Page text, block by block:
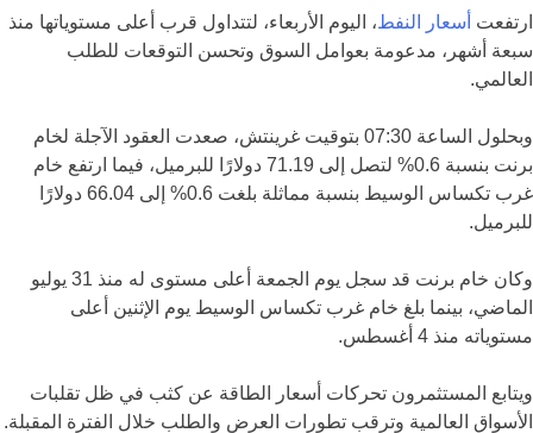
ارتفعت أسعار النفط، اليوم الأربعاء، لتتداول قرب أعلى مستوياتها منذ
سبعة أشهر، مدعومة بعوامل السوق وتحسن التوقعات للطلب
العالمي.
وبحلول الساعة 07:30 بتوقيت غرينتش، صعدت العقود الآجلة لخام
برنت بنسبة 0.6% لتصل إلى 71.19 دولارًا للبرميل، فيما ارتفع خام
غرب تكساس الوسيط بنسبة مماثلة بلغت 0.6% إلى 66.04 دولارًا
للبرميل.
وكان خام برنت قد سجل يوم الجمعة أعلى مستوى له منذ 31 يوليو
الماضي، بينما بلغ خام غرب تكساس الوسيط يوم الإثنين أعلى
مستوياته منذ 4 أغسطس.
ويتابع المستثمرون تحركات أسعار الطاقة عن كثب في ظل تقلبات
الأسواق العالمية وترقب تطورات العرض والطلب خلال الفترة المقبلة.